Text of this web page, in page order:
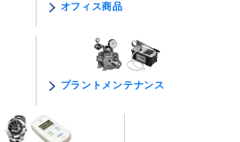
オフィス商品
プラントメンテナンス